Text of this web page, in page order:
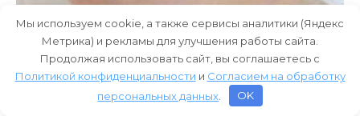
Мы используем cookie, а также сервисы аналитики (Яндекс
Метрика) и рекламы для улучшения работы сайта.
Продолжая использовать сайт, вы соглашаетесь с
Политикой конфиденциальности и Согласием на обработку
персональных данных
OK